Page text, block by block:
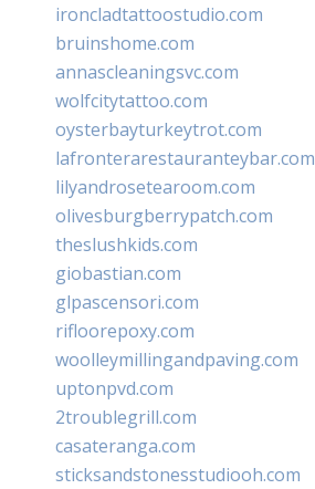
ironcladtattoostudio.com
bruinshome.com
annascleaningsvc.com
wolfcitytattoo.com
oysterbayturkeytrot.com
lafronterarestauranteybar.com
lilyandrosetearoom.com
olivesburgberrypatch.com
theslushkids.com
giobastian.com
glpascensori.com
rifloorepoxy.com
woolleymillingandpaving.com
uptonpvd.com
2troublegrill.com
casateranga.com
sticksandstonesstudiooh.com